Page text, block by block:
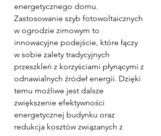
energetycznego domu.
Zastosowanie szyb fotowoltaicznych
w ogrodzie zimowym to
innowacyjne podejście, które łączy
w sobie zalety tradycyjnych
przeszkleń z korzyściami płynącymi z
odnawialnych źródeł energii. Dzięki
temu możliwe jest dalsze
zwiększenie efektywności
energetycznej budynku oraz
redukcja kosztów związanych z